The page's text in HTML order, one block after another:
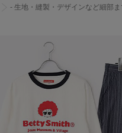
- 生地・縫製・デザインなど細部